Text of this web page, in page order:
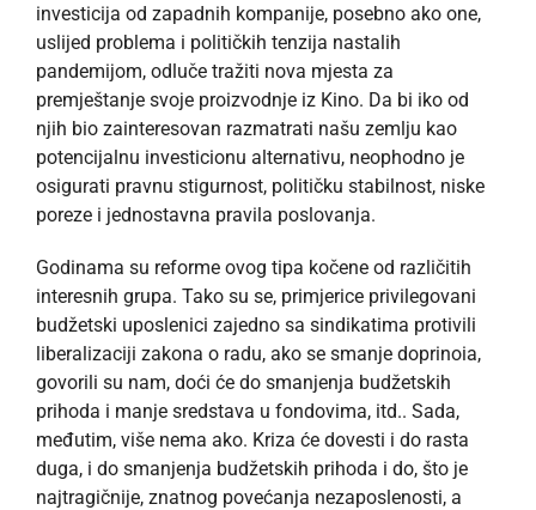
investicija od zapadnih kompanije, posebno ako one,
uslijed problema i političkih tenzija nastalih
pandemijom, odluče tražiti nova mjesta za
premještanje svoje proizvodnje iz Kino. Da bi iko od
njih bio zainteresovan razmatrati našu zemlju kao
potencijalnu investicionu alternativu, neophodno je
osigurati pravnu stigurnost, političku stabilnost, niske
poreze i jednostavna pravila poslovanja.
Godinama su reforme ovog tipa kočene od različitih
interesnih grupa. Tako su se, primjerice privilegovani
budžetski uposlenici zajedno sa sindikatima protivili
liberalizaciji zakona o radu, ako se smanje doprinoia,
govorili su nam, doći će do smanjenja budžetskih
prihoda i manje sredstava u fondovima, itd.. Sada,
međutim, više nema ako. Kriza će dovesti i do rasta
duga, i do smanjenja budžetskih prihoda i do, što je
najtragičnije, znatnog povećanja nezaposlenosti, a